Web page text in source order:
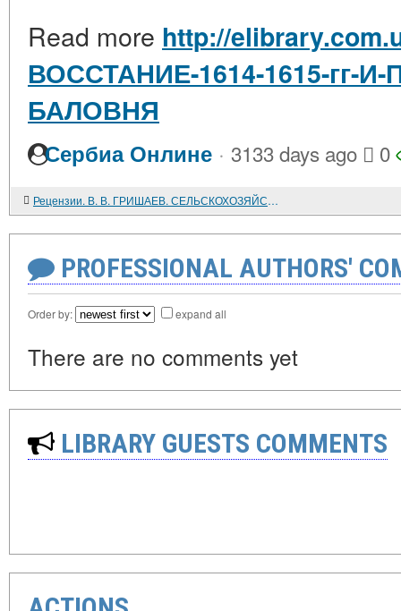
Read more http://
ВОССТАНИЕ-1614-1615-гг-
БАЛОВНЯ
Сербиа Онлине · 3133 days ago 0
Рецензии. В. В. ГРИШАЕВ. СЕЛЬСКОХОЗЯЙСТВЕННЫЕ КОММУНЫ СОВЕТСКОЙ РОССИИ. 1917-1929
PROFESSIONAL AUTHORS'
Order by: expand all
There are no comments yet
LIBRARY GUESTS COMMENTS